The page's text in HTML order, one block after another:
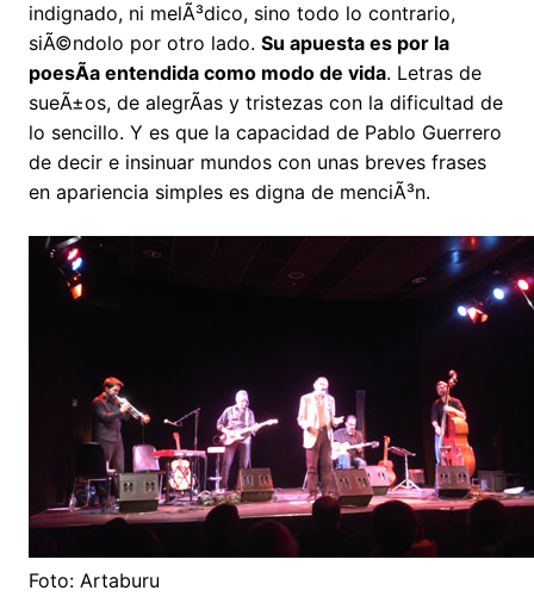
indignado, ni melÃ³dico, sino todo lo contrario,
siÃ©ndolo por otro lado. Su apuesta es por la
poesÃ­a entendida como modo de vida. Letras de
sueÃ±os, de alegrÃ­as y tristezas con la dificultad de
lo sencillo. Y es que la capacidad de Pablo Guerrero
de decir e insinuar mundos con unas breves frases
en apariencia simples es digna de menciÃ³n.
Foto: Artaburu